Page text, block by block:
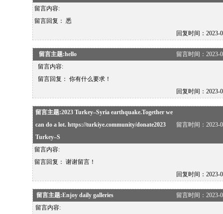
留言内容:
留言回复： 悉
回复时间：2023-
留言主题:hello
留言时间：2023-
留言内容:
留言回复： 你有什么要求！
回复时间：2023-
留言主题:2023 Turkey–Syria earthquake.Together we
can do a lot. https://turkiye.community/donate2023
Turkey–S
留言时间：2023-
留言内容:
留言回复： 谢谢留言！
回复时间：2023-
留言主题:Enjoy daily galleries
留言时间：2023-
留言内容: